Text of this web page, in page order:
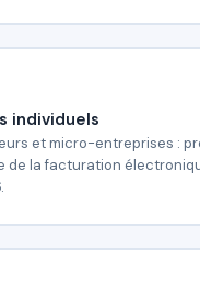
individuels
et micro-entreprises :
de la facturation